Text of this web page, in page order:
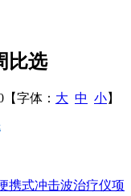
比选
【字体： 大 中 小】
携式冲击波治疗仪项